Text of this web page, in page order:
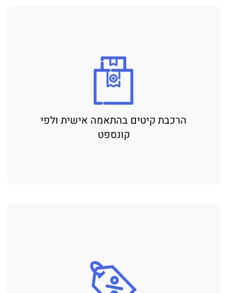
הרכבת קיטים בהתאמה אישית ולפי
קונספט